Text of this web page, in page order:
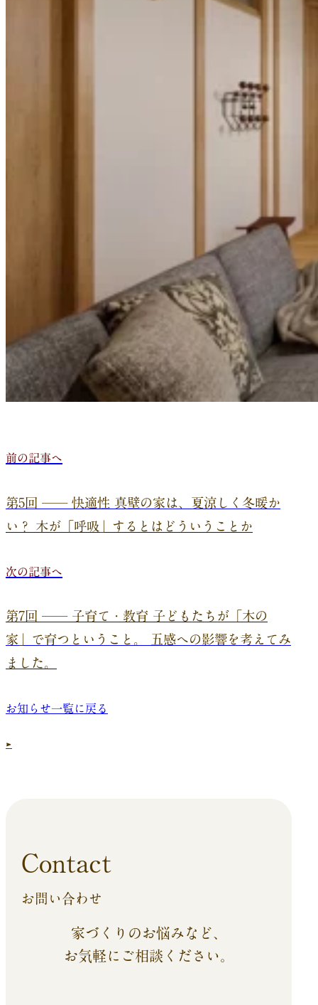
前の記事へ
第5回 ── 快適性 真壁の家は、夏涼しく冬暖か
い？ 木が「呼吸」するとはどういうことか
次の記事へ
第7回 ── 子育て・教育 子どもたちが「木の
家」で育つということ。 五感への影響を考えてみ
ました。
お知らせ一覧に戻る
Contact
お問い合わせ
家づくりのお悩みなど、
お気軽にご相談ください。